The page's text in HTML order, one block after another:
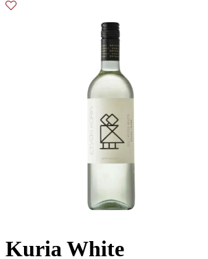
Kuria White